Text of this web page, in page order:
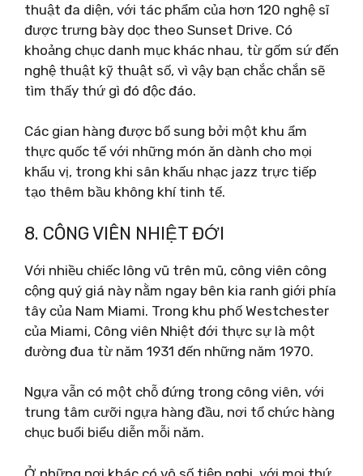
thuật đa diện, với tác phẩm của hơn 120 nghệ sĩ
được trưng bày dọc theo Sunset Drive. Có
khoảng chục danh mục khác nhau, từ gốm sứ đến
nghệ thuật kỹ thuật số, vì vậy bạn chắc chắn sẽ
tìm thấy thứ gì đó độc đáo.
Các gian hàng được bổ sung bởi một khu ẩm
thực quốc tế với những món ăn dành cho mọi
khẩu vị, trong khi sân khấu nhạc jazz trực tiếp
tạo thêm bầu không khí tinh tế.
8. CÔNG VIÊN NHIỆT ĐỚI
Với nhiều chiếc lông vũ trên mũ, công viên công
cộng quý giá này nằm ngay bên kia ranh giới phía
tây của Nam Miami. Trong khu phố Westchester
của Miami, Công viên Nhiệt đới thực sự là một
đường đua từ năm 1931 đến những năm 1970.
Ngựa vẫn có một chỗ đứng trong công viên, với
trung tâm cưỡi ngựa hàng đầu, nơi tổ chức hàng
chục buổi biểu diễn mỗi năm.